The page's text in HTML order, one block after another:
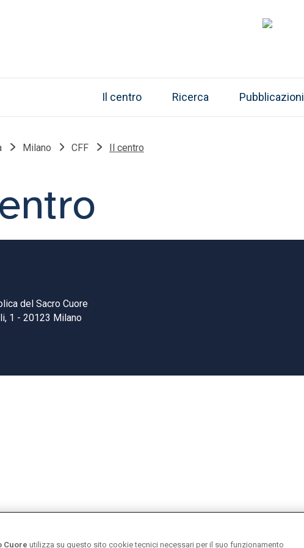
Il centro Ricerca Pubblicazioni
Milano CFF Il centro
del Sacro Cuore
1 - 20123 Milano
Cuore utilizza su questo sito cookie tecnici necessari per il suo funzionamento